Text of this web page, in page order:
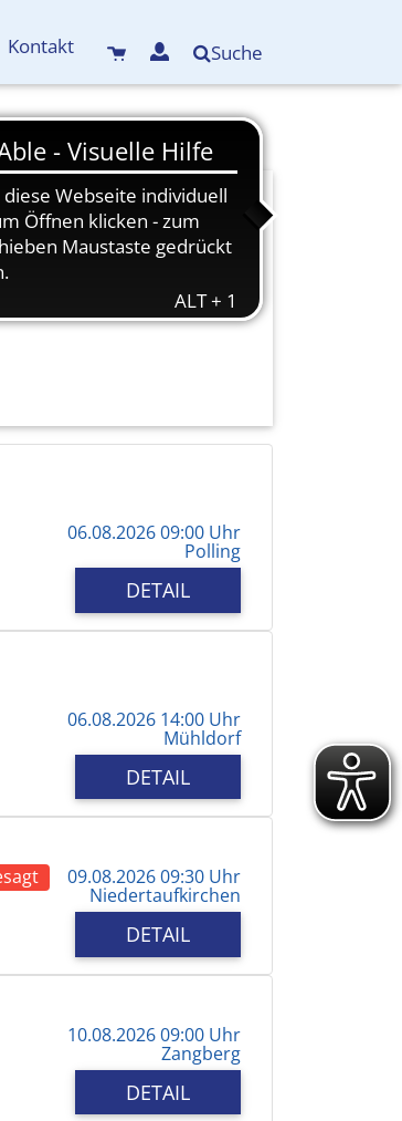
Kontakt Suche
mdf.de
06.08.2026 09:00 Uhr
Polling
DETAIL
06.08.2026 14:00 Uhr
Mühldorf
DETAIL
09.08.2026 09:30 Uhr
Niedertaufkirchen
DETAIL
10.08.2026 09:00 Uhr
Zangberg
DETAIL